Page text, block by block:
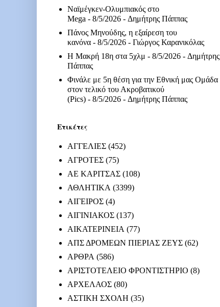
Ναϊμέγκεν-Ολυμπιακός στο
Mega - 8/5/2026 - Δημήτρης Πάππας
Πάνος Μηνούδης, η εξαίρεση του
κανόνα - 8/5/2026 - Γιώργος Καρανικόλας
Η Μακρή 18η στα 5χλμ - 8/5/2026 - Δημήτρης
Πάππας
Φινάλε με 5η θέση για την Εθνική μας Ομάδα
στον τελικό του Ακροβατικού
(Pics) - 8/5/2026 - Δημήτρης Πάππας
Ετικέτες
ΑΓΓΕΛΙΕΣ (452)
ΑΓΡΟΤΕΣ (75)
ΑΕ ΚΑΡΙΤΣΑΣ (108)
ΑΘΛΗΤΙΚΑ (3399)
ΑΙΓΕΙΡΟΣ (4)
ΑΙΓΙΝΙΑΚΟΣ (137)
ΑΙΚΑΤΕΡΙΝΕΙΑ (77)
ΑΠΣ ΔΡΟΜΕΩΝ ΠΙΕΡΙΑΣ ΖΕΥΣ (62)
ΑΡΘΡΑ (586)
ΑΡΙΣΤΟΤΕΛΕΙΟ ΦΡΟΝΤΙΣΤΗΡΙΟ (8)
ΑΡΧΕΛΑΟΣ (80)
ΑΣΤΙΚΗ ΣΧΟΛΗ (35)